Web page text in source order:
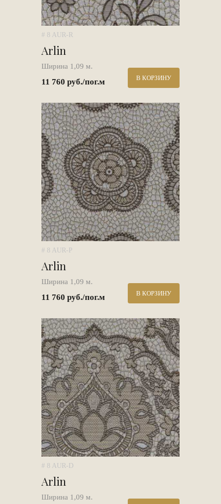
# 8 AUR-R
Arlin
Ширина 1,09 м.
11 760 руб./пог.м В КОРЗИНУ
# 8 AUR-P
Arlin
Ширина 1,09 м.
11 760 руб./пог.м В КОРЗИНУ
# 8 AUR-D
Arlin
Ширина 1,09 м.